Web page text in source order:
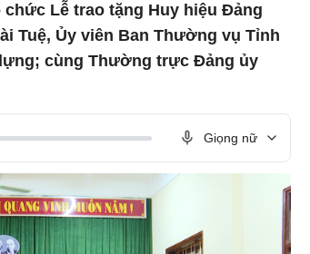
Lễ trao tặng Huy hiệu Đảng
Tuệ, Ủy viên Ban Thường vụ Tỉnh
cùng Thường trực Đảng ủy
Giọng nữ